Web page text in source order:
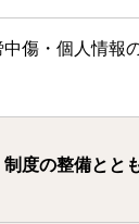
中傷・個人情報
制度の整備とと